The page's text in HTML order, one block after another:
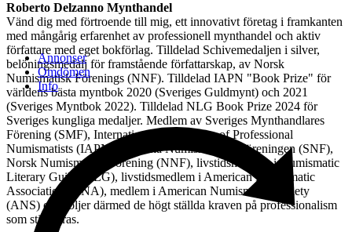
Roberto Delzanno Mynthandel
Vänd dig med förtroende till mig, ett innovativt företag i framkanten
med mångårig erfarenhet av professionell mynthandel och aktiv
författare med eget bokförlag. Tilldelad Schivemedaljen i silver,
belöningsmedalj för framstående författarskap, av Norsk
Numismatisk Förenings (NNF). Tilldelad IAPN "Book Prize" för
världens bästa myntbok 2020 (Sveriges Guldmynt) och 2021
(Sveriges Myntbok 2022). Tilldelad NLG Book Prize 2024 för
Sveriges kungliga medaljer. Medlem av Sveriges Mynthandlares
Förening (SMF), International Association of Professional
Numismatists (IAPN), Svenska Numismatiska Föreningen (SNF),
Norsk Numismatisk Förening (NNF), livstidsmedlem i Numismatic
Literary Guild (NLG), livstidsmedlem i American Numismatic
Association (ANA), medlem i American Numismatic Society
(ANS) och följer därmed de högt ställda kraven på professionalism
som stipuleras.
Annonser
Omdömen
Info